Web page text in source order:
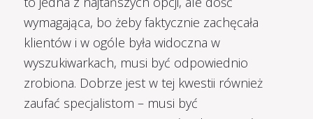
wymagająca, bo żeby faktycznie zachęcała
klientów i w ogóle była widoczna w
wyszukiwarkach, musi być odpowiednio
zrobiona. Dobrze jest w tej kwestii również
zaufać specjalistom – musi być